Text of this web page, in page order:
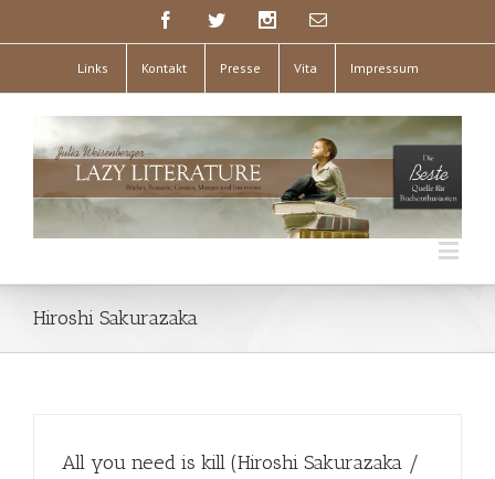
Links Kontakt Presse Vita Impressum
Hiroshi Sakurazaka
All you need is kill (Hiroshi Sakurazaka /